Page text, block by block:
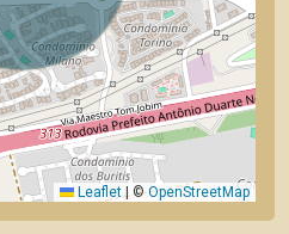
Leaflet | ©OpenStreetMap